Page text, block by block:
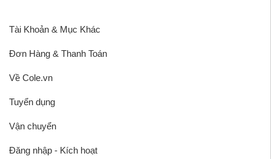
Tài Khoản & Mục Khác
Đơn Hàng & Thanh Toán
Về Cole.vn
Tuyển dụng
Vận chuyển
Đăng nhập - Kích hoạt